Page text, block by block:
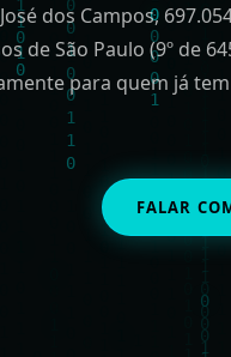
dos Campos,
de São Paulo (9º de
para quem já
FALAR